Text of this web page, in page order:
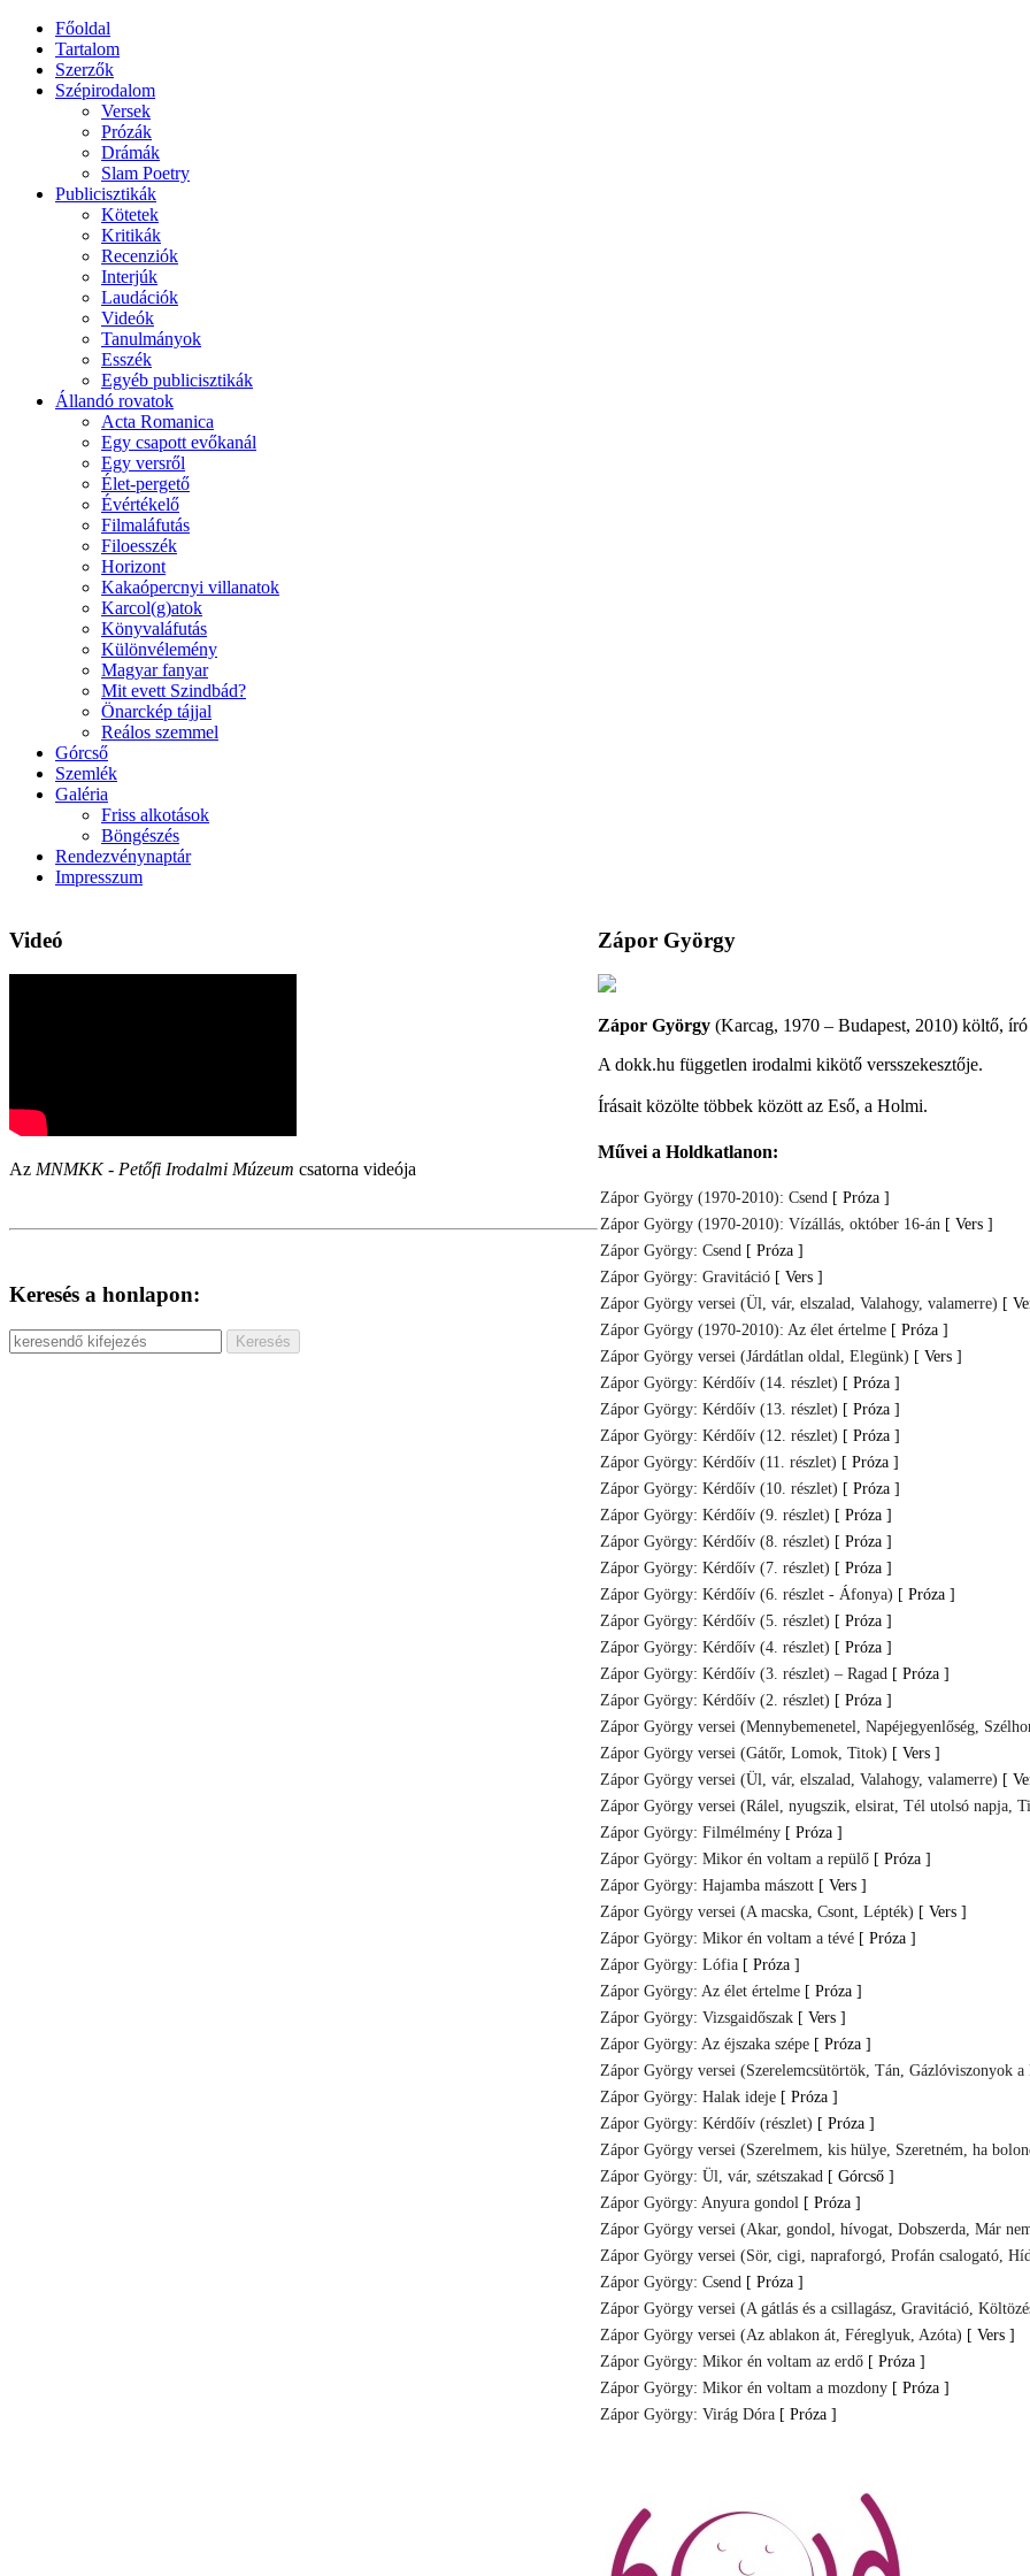
Főoldal
Tartalom
Szerzők
Szépirodalom
Versek
Prózák
Drámák
Slam Poetry
Publicisztikák
Kötetek
Kritikák
Recenziók
Interjúk
Laudációk
Videók
Tanulmányok
Esszék
Egyéb publicisztikák
Állandó rovatok
Acta Romanica
Egy csapott evőkanál
Egy versről
Élet-pergető
Évértékelő
Filmaláfutás
Filoesszék
Horizont
Kakaópercnyi villanatok
Karcol(g)atok
Könyvaláfutás
Különvélemény
Magyar fanyar
Mit evett Szindbád?
Önarckép tájjal
Reálos szemmel
Górcső
Szemlék
Galéria
Friss alkotások
Böngészés
Rendezvénynaptár
Impresszum
Videó
Az MNMKK - Petőfi Irodalmi Múzeum csatorna videója
Keresés a honlapon:
Zápor György
Zápor György (Karcag, 1970 – Budapest, 2010) költő, író
A dokk.hu független irodalmi kikötő versszekesztője.
Írásait közölte többek között az Eső, a Holmi.
Művei a Holdkatlanon:
Zápor György (1970-2010): Csend [ Próza ]
Zápor György (1970-2010): Vízállás, október 16-án [ Vers ]
Zápor György: Csend [ Próza ]
Zápor György: Gravitáció [ Vers ]
Zápor György versei (Ül, vár, elszalad, Valahogy, valamerre) [
Zápor György (1970-2010): Az élet értelme [ Próza ]
Zápor György versei (Járdátlan oldal, Elegünk) [ Vers ]
Zápor György: Kérdőív (14. részlet) [ Próza ]
Zápor György: Kérdőív (13. részlet) [ Próza ]
Zápor György: Kérdőív (12. részlet) [ Próza ]
Zápor György: Kérdőív (11. részlet) [ Próza ]
Zápor György: Kérdőív (10. részlet) [ Próza ]
Zápor György: Kérdőív (9. részlet) [ Próza ]
Zápor György: Kérdőív (8. részlet) [ Próza ]
Zápor György: Kérdőív (7. részlet) [ Próza ]
Zápor György: Kérdőív (6. részlet - Áfonya) [ Próza ]
Zápor György: Kérdőív (5. részlet) [ Próza ]
Zápor György: Kérdőív (4. részlet) [ Próza ]
Zápor György: Kérdőív (3. részlet) – Ragad [ Próza ]
Zápor György: Kérdőív (2. részlet) [ Próza ]
Zápor György versei (Mennybemenetel, Napéjegyenlőség,
Zápor György versei (Gátőr, Lomok, Titok) [ Vers ]
Zápor György versei (Ül, vár, elszalad, Valahogy, valamerre) [
Zápor György versei (Rálel, nyugszik, elsirat, Tél utolsó napja,
Zápor György: Filmélmény [ Próza ]
Zápor György: Mikor én voltam a repülő [ Próza ]
Zápor György: Hajamba mászott [ Vers ]
Zápor György versei (A macska, Csont, Lépték) [ Vers ]
Zápor György: Mikor én voltam a tévé [ Próza ]
Zápor György: Lófia [ Próza ]
Zápor György: Az élet értelme [ Próza ]
Zápor György: Vizsgaidőszak [ Vers ]
Zápor György: Az éjszaka szépe [ Próza ]
Zápor György versei (Szerelemcsütörtök, Tán, Gázlóviszonyok a
Zápor György: Halak ideje [ Próza ]
Zápor György: Kérdőív (részlet) [ Próza ]
Zápor György versei (Szerelmem, kis hülye, Szeretném, ha
Zápor György: Ül, vár, szétszakad [ Górcső ]
Zápor György: Anyura gondol [ Próza ]
Zápor György versei (Akar, gondol, hívogat, Dobszerda, Már
Zápor György versei (Sör, cigi, napraforgó, Profán csalogató,
Zápor György: Csend [ Próza ]
Zápor György versei (A gátlás és a csillagász, Gravitáció,
Zápor György versei (Az ablakon át, Féreglyuk, Azóta) [ Vers ]
Zápor György: Mikor én voltam az erdő [ Próza ]
Zápor György: Mikor én voltam a mozdony [ Próza ]
Zápor György: Virág Dóra [ Próza ]